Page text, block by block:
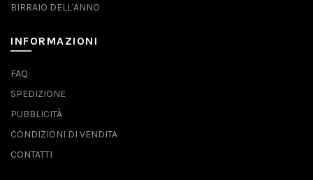
BIRRAIO DELL'ANNO
INFORMAZIONI
FAQ
SPEDIZIONE
PUBBLICITÀ
CONDIZIONI DI VENDITA
CONTATTI